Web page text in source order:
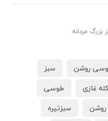
مردانه
روشن
سبز
کله غازی
طوسی
سبزتیره